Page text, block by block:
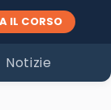
IL CORSO
Notizie